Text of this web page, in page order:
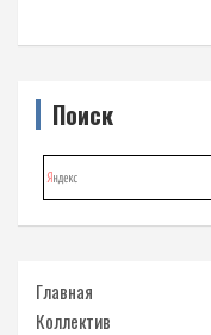
Поиск
Главная
Коллектив